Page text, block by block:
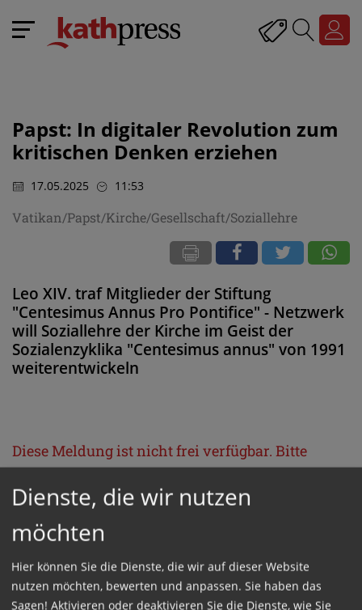
Papst: In digitaler Revolution zum
kritischen Denken erziehen
17.05.2025 11:53
Vatikan/Papst/Kirche/Gesellschaft/Soziallehre
Leo XIV. traf Mitglieder der Stiftung
"Centesimus Annus Pro Pontifice" - Netzwerk
will Soziallehre der Kirche im Geist der
Sozialenzyklika "Centesimus annus" von 1991
weiterentwickeln
Diese Meldung ist nicht frei verfügbar. Bitte
ProduktKathpress_online.
Bitte melden Sie sich mit Ihrem Benutzernamen
Dienste, die wir nutzen
möchten
Hier können Sie die Dienste, die wir auf dieser Website
nutzen möchten, bewerten und anpassen. Sie haben das
Sagen! Aktivieren oder deaktivieren Sie die Dienste, wie Sie